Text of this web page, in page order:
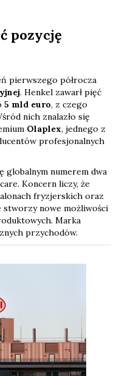
pozycję
pierwszego półrocza
. Henkel zawarł pięć
5 mld euro, z czego
nich znalazło się
Olaplex, jednego z
profesjonalnych
globalnym numerem dwa
Koncern liczy, że
fryzjerskich oraz
stworzy nowe możliwości
Marka
przychodów.